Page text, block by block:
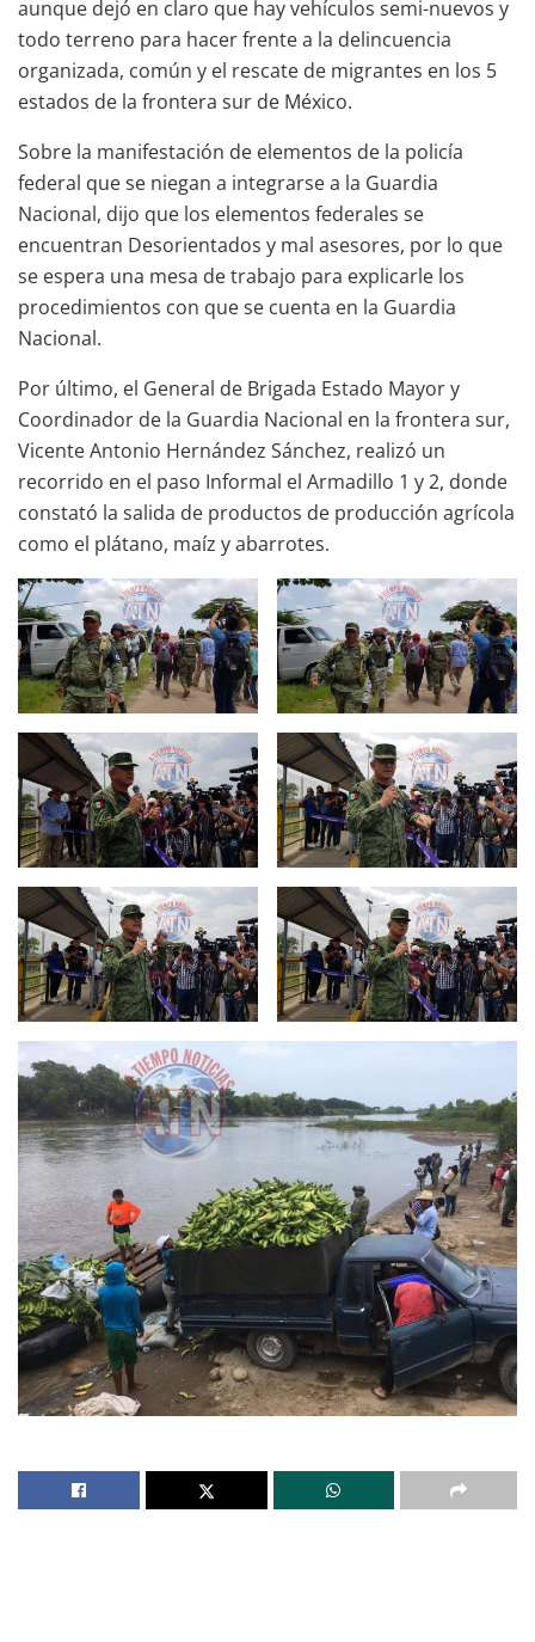
aunque dejó en claro que hay vehículos semi-nuevos y
todo terreno para hacer frente a la delincuencia
organizada, común y el rescate de migrantes en los 5
estados de la frontera sur de México.
Sobre la manifestación de elementos de la policía
federal que se niegan a integrarse a la Guardia
Nacional, dijo que los elementos federales se
encuentran Desorientados y mal asesores, por lo que
se espera una mesa de trabajo para explicarle los
procedimientos con que se cuenta en la Guardia
Nacional.
Por último, el General de Brigada Estado Mayor y
Coordinador de la Guardia Nacional en la frontera sur,
Vicente Antonio Hernández Sánchez, realizó un
recorrido en el paso Informal el Armadillo 1 y 2, donde
constató la salida de productos de producción agrícola
como el plátano, maíz y abarrotes.